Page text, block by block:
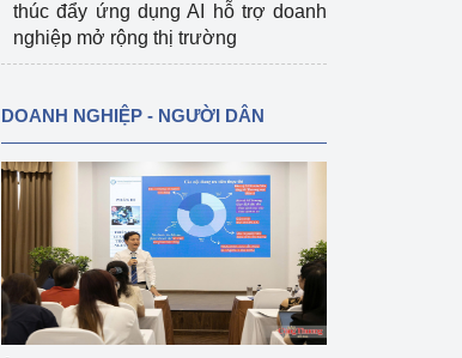
thúc đẩy ứng dụng AI hỗ trợ doanh
nghiệp mở rộng thị trường
DOANH NGHIỆP - NGƯỜI DÂN